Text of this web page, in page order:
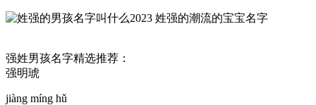
强姓男孩名字精选推荐：
强明琥
jiàng míng hǔ